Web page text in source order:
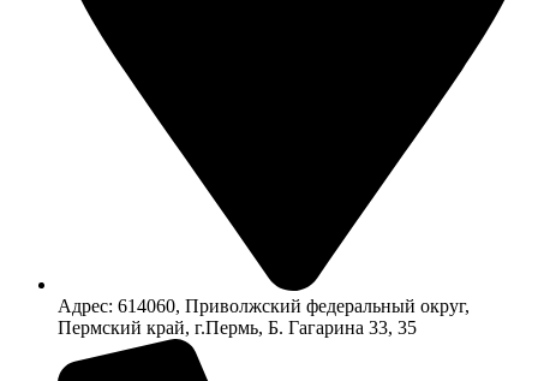
Адрес: 614060, Приволжский федеральный округ,
Пермский край, г.Пермь, Б. Гагарина 33, 35